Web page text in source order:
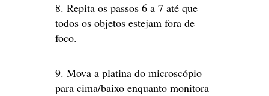
8. Repita os passos 6 a 7 até que
todos os objetos estejam fora de
foco.
9. Mova a platina do microscópio
para cima/baixo enquanto monitora